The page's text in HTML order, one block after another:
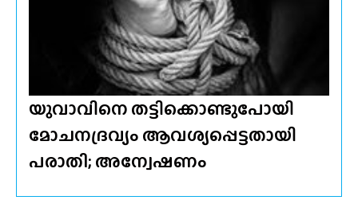
യുവാവിനെ തട്ടിക്കൊണ്ടുപോയി
മോചനദ്രവ്യം ആവശ്യപ്പെട്ടതായി
പരാതി; അന്വേഷണം